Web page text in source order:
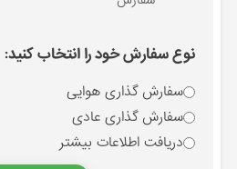
نوع سفارش خود را انتخاب کنید:
سفارش گذاری هوایی
سفارش گذاری عادی
دریافت اطلاعات بیشتر